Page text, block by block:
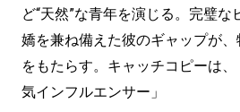
ど“天然”な青年を演じる。完璧
嬌を兼ね備えた彼のギャップが
をもたらす。キャッチコピーは、
気インフルエンサー」